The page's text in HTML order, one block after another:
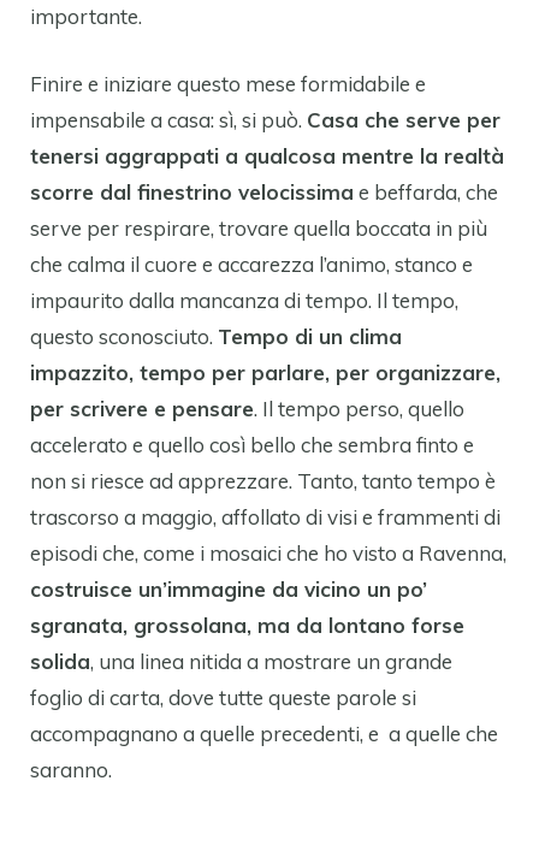
importante.
Finire e iniziare questo mese formidabile e
impensabile a casa: sì, si può. Casa che serve per
tenersi aggrappati a qualcosa mentre la realtà
scorre dal finestrino velocissima e beffarda, che
serve per respirare, trovare quella boccata in più
che calma il cuore e accarezza l’animo, stanco e
impaurito dalla mancanza di tempo. Il tempo,
questo sconosciuto. Tempo di un clima
impazzito, tempo per parlare, per organizzare,
per scrivere e pensare. Il tempo perso, quello
accelerato e quello così bello che sembra finto e
non si riesce ad apprezzare. Tanto, tanto tempo è
trascorso a maggio, affollato di visi e frammenti di
episodi che, come i mosaici che ho visto a Ravenna,
costruisce un’immagine da vicino un po’
sgranata, grossolana, ma da lontano forse
solida, una linea nitida a mostrare un grande
foglio di carta, dove tutte queste parole si
accompagnano a quelle precedenti, e a quelle che
saranno.